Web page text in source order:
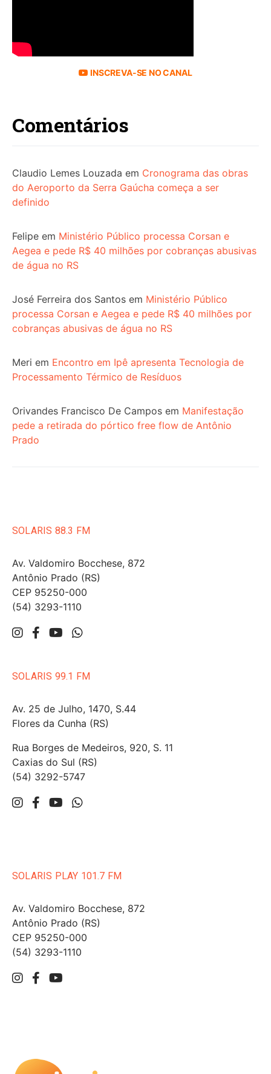
INSCREVA-SE NO CANAL
Comentários
Claudio Lemes Louzada em Cronograma das obras
do Aeroporto da Serra Gaúcha começa a ser
definido
Felipe em Ministério Público processa Corsan e
Aegea e pede R$ 40 milhões por cobranças abusivas
de água no RS
José Ferreira dos Santos em Ministério Público
processa Corsan e Aegea e pede R$ 40 milhões por
cobranças abusivas de água no RS
Meri em Encontro em Ipê apresenta Tecnologia de
Processamento Térmico de Resíduos
Orivandes Francisco De Campos em Manifestação
pede a retirada do pórtico free flow de Antônio
Prado
SOLARIS 88.3 FM
Av. Valdomiro Bocchese, 872
Antônio Prado (RS)
CEP 95250-000
(54) 3293-1110
SOLARIS 99.1 FM
Av. 25 de Julho, 1470, S.44
Flores da Cunha (RS)
Rua Borges de Medeiros, 920, S. 11
Caxias do Sul (RS)
(54) 3292-5747
SOLARIS PLAY 101.7 FM
Av. Valdomiro Bocchese, 872
Antônio Prado (RS)
CEP 95250-000
(54) 3293-1110